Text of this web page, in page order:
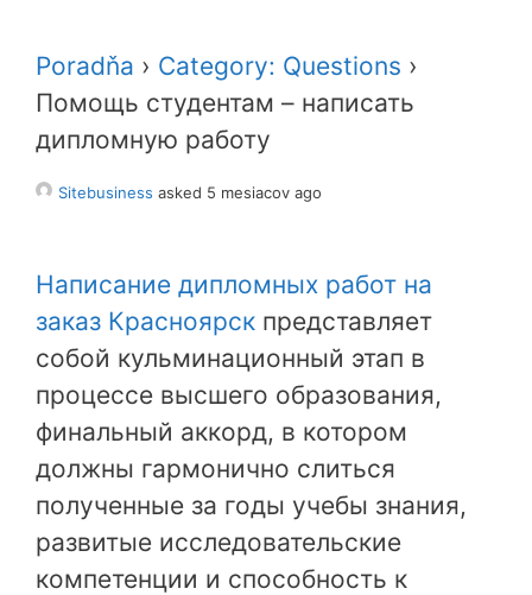
Poradňa › Category: Questions ›
Помощь студентам – написать
дипломную работу
Sitebusiness asked 5 mesiacov ago
Написание дипломных работ на
заказ Красноярск представляет
собой кульминационный этап в
процессе высшего образования,
финальный аккорд, в котором
должны гармонично слиться
полученные за годы учебы знания,
развитые исследовательские
компетенции и способность к